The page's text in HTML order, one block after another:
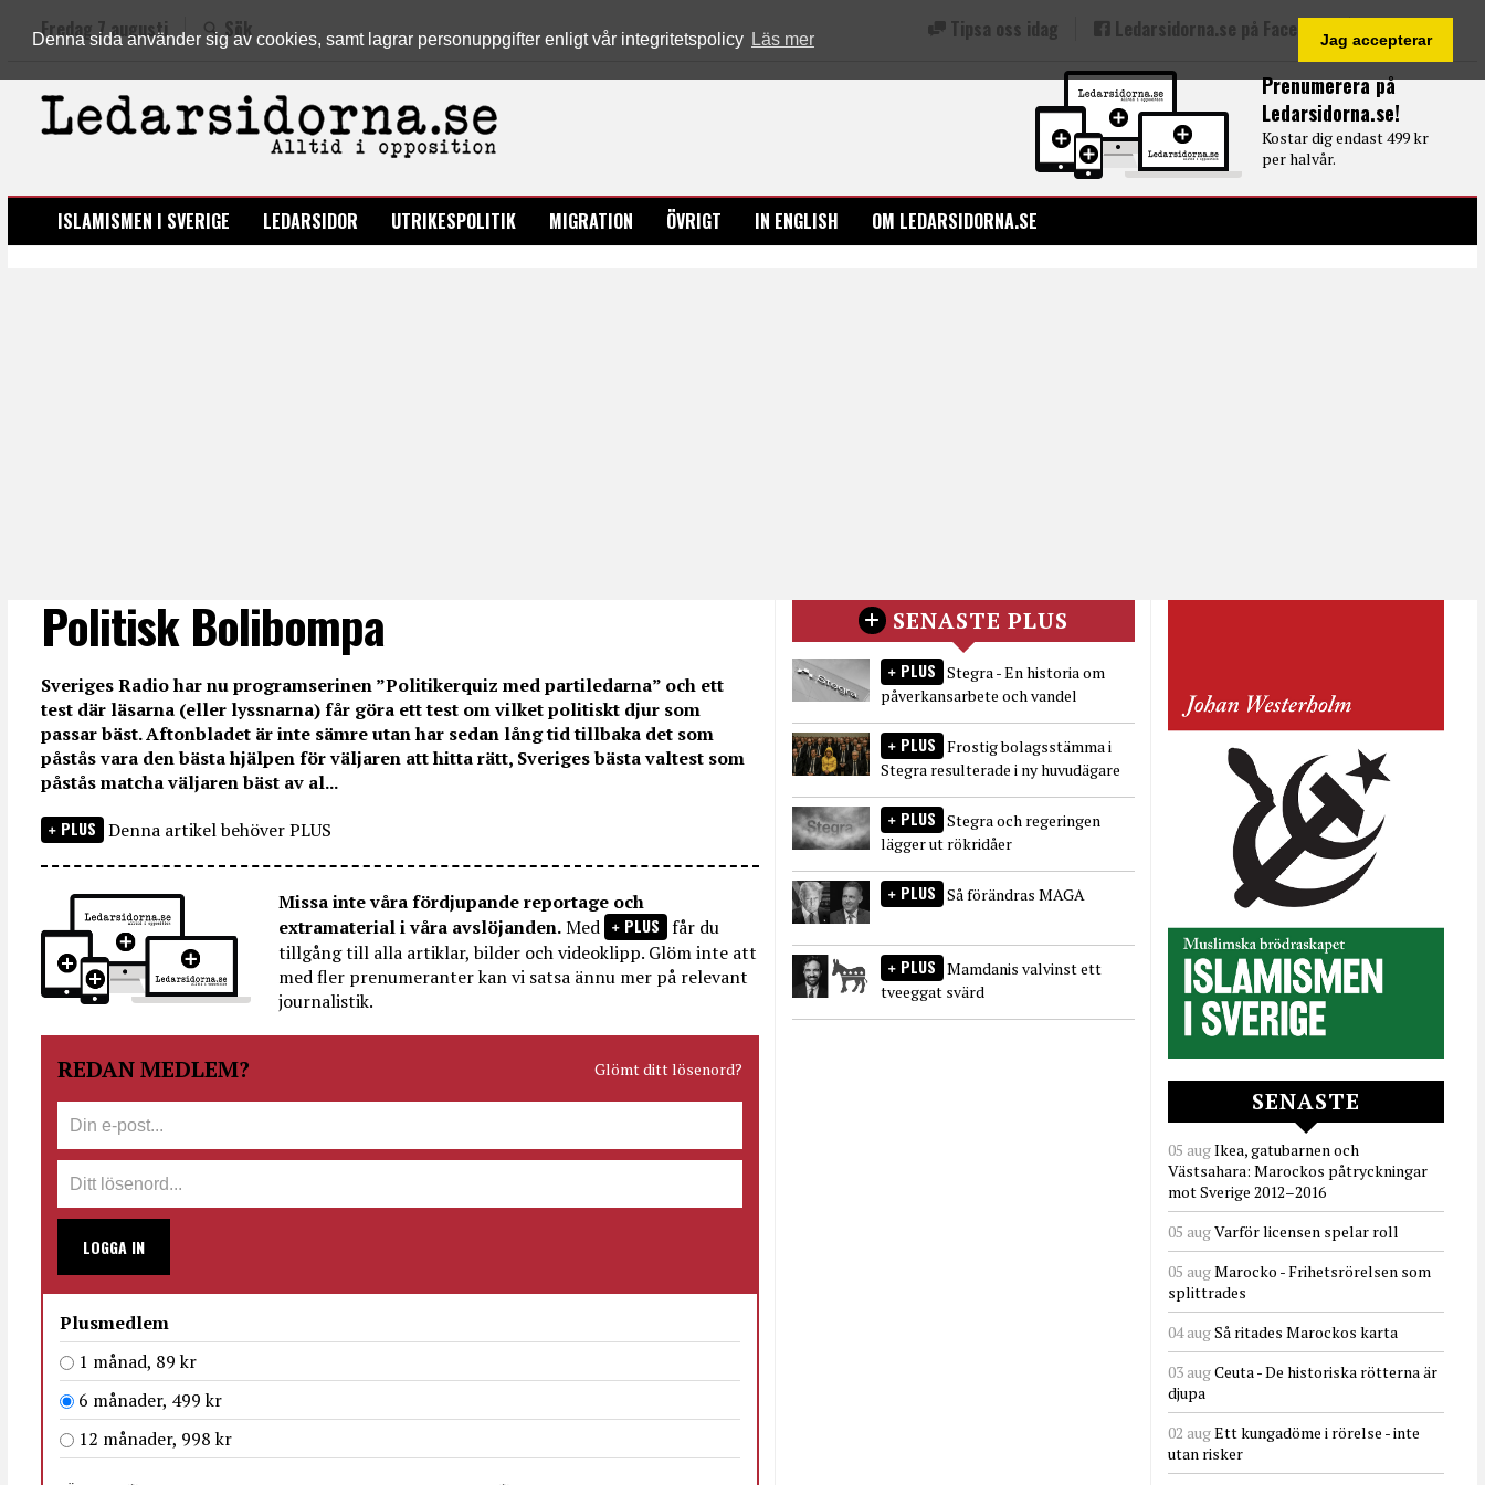
Denna sida använder sig av cookies, samt lagrar personuppgifter enligt vår integritetspolicy Läs mer Jag accepterar
Prenumerera på
Ledarsidorna.se!
Kostar dig endast 499 kr
per halvår.
Fredag 7 augusti Sök Tipsa oss idag Ledarsidorna.se på Facebook
LEDARSIDORNA.SE
ISLAMISMEN I SVERIGE LEDARSIDOR UTRIKESPOLITIK MIGRATION ÖVRIGT IN ENGLISH OM LEDARSIDORNA.SE
Politisk Bolibompa
Sveriges Radio har nu programserinen ”Politikerquiz med partiledarna” och ett
test där läsarna (eller lyssnarna) får göra ett test om vilket politiskt djur som
passar bäst. Aftonbladet är inte sämre utan har sedan lång tid tillbaka det som
påstås vara den bästa hjälpen för väljaren att hitta rätt, Sveriges bästa valtest som
påstås matcha väljaren bäst av al...
PLUS Denna artikel behöver PLUS
Missa inte våra fördjupande reportage och
extramaterial i våra avslöjanden.Med PLUS får du
tillgång till alla artiklar, bilder och videoklipp. Glöm inte att
med fler prenumeranter kan vi satsa ännu mer på relevant
journalistik.
REDAN MEDLEM? Glömt ditt lösenord?
LOGGA IN
Plusmedlem
1 månad, 89 kr
6 månader, 499 kr
12 månader, 998 kr
SENASTE PLUS
PLUS Stegra - En historia om
påverkansarbete och vandel
PLUS Frostig bolagsstämma i
Stegra resulterade i ny huvudägare
PLUS Stegra och regeringen
lägger ut rökridåer
PLUS Så förändras MAGA
PLUS Mamdanis valvinst ett
tveeggat svärd
SENASTE
05 augIkea, gatubarnen och
Västsahara: Marockos påtryckningar
mot Sverige 2012–2016
05 augVarför licensen spelar roll
05 augMarocko - Frihetsrörelsen som
splittrades
04 augSå ritades Marockos karta
03 augCeuta - De historiska rötterna är
djupa
02 augEtt kungadöme i rörelse - inte
utan risker